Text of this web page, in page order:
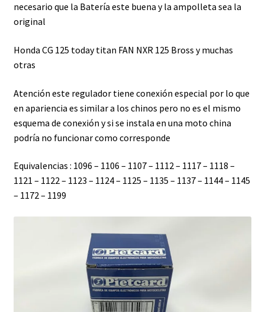
necesario que la Batería este buena y la ampolleta sea la
original
Honda CG 125 today titan FAN NXR 125 Bross y muchas
otras
Atención este regulador tiene conexión especial por lo que
en apariencia es similar a los chinos pero no es el mismo
esquema de conexión y si se instala en una moto china
podría no funcionar como corresponde
Equivalencias : 1096 – 1106 – 1107 – 1112 – 1117 – 1118 –
1121 – 1122 – 1123 – 1124 – 1125 – 1135 – 1137 – 1144 – 1145
– 1172 – 1199